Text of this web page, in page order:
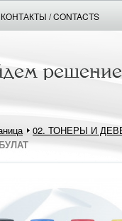
КОНТАКТЫ / CONTACTS
02. ТОНЕРЫ И